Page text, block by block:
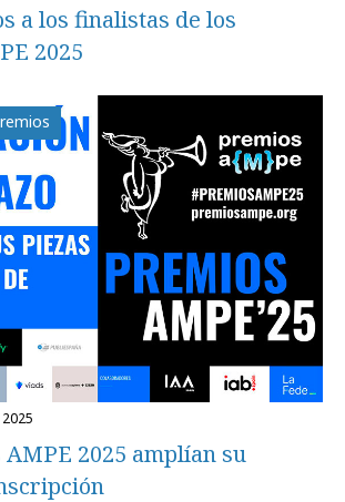
a los finalistas de los
2025
2025 amplían su